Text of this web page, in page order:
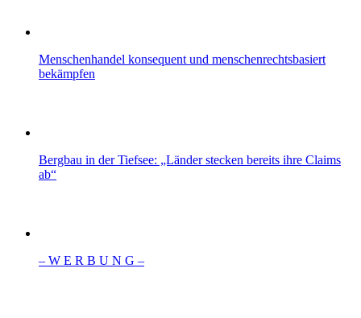
Menschenhandel konsequent und menschenrechtsbasiert
bekämpfen
Bergbau in der Tiefsee: „Länder stecken bereits ihre Claims
ab“
– W Ε R Β U Ν G –